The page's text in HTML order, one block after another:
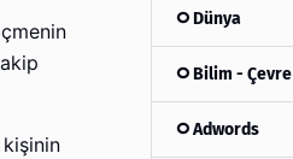
Dünya
Bilim - Çevre
Adwords